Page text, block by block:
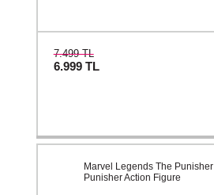
7.499 TL
6.999 TL
Marvel Legends The Punisher
Punisher Action Figure